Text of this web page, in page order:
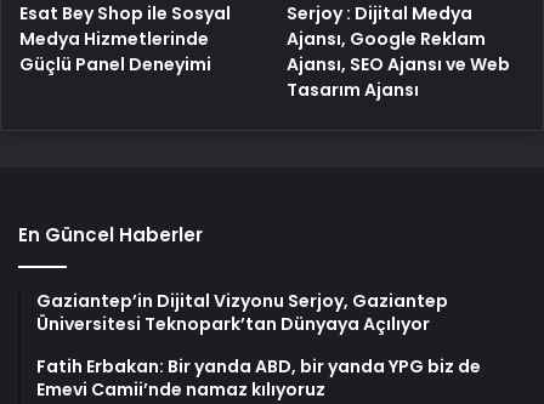
Esat Bey Shop ile Sosyal
Medya Hizmetlerinde
Güçlü Panel Deneyimi
Serjoy : Dijital Medya
Ajansı, Google Reklam
Ajansı, SEO Ajansı ve Web
Tasarım Ajansı
En Güncel Haberler
Gaziantep’in Dijital Vizyonu Serjoy, Gaziantep
Üniversitesi Teknopark’tan Dünyaya Açılıyor
Fatih Erbakan: Bir yanda ABD, bir yanda YPG biz de
Emevi Camii’nde namaz kılıyoruz